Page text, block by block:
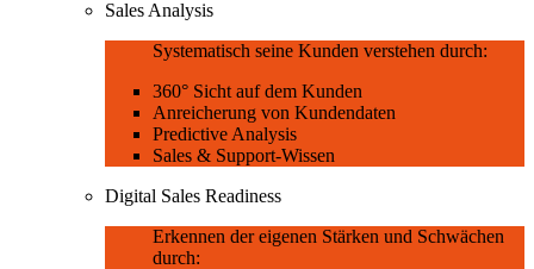
Sales Analysis
Systematisch seine Kunden verstehen durch:
360° Sicht auf dem Kunden
Anreicherung von Kundendaten
Predictive Analysis
Sales & Support-Wissen
Digital Sales Readiness
Erkennen der eigenen Stärken und Schwächen
durch: